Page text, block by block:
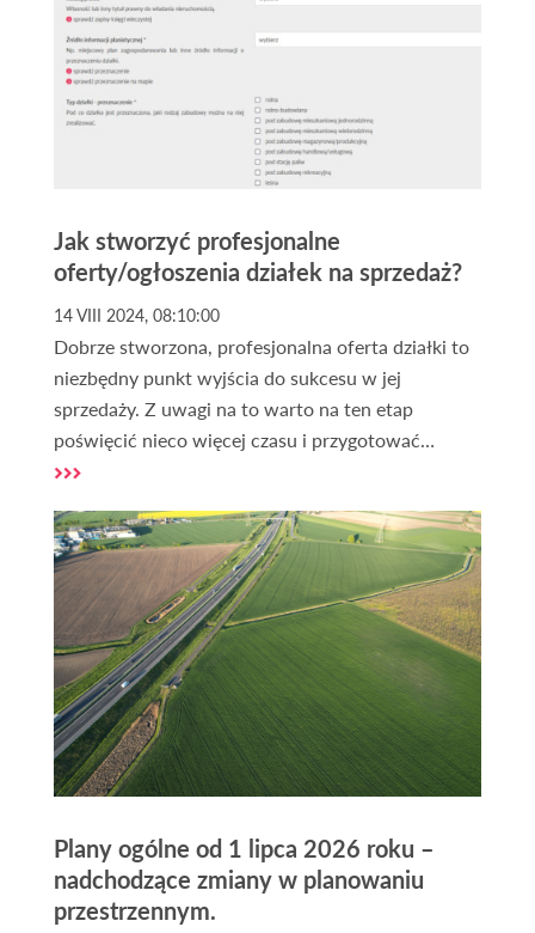
Jak stworzyć profesjonalne
oferty/ogłoszenia działek na sprzedaż?
14 VIII 2024, 08:10:00
Dobrze stworzona, profesjonalna oferta działki to
niezbędny punkt wyjścia do sukcesu w jej
sprzedaży. Z uwagi na to warto na ten etap
poświęcić nieco więcej czasu i przygotować
ogłoszenie w sposób poprawny. Co zatem powinna
gruntu? Jak dodać
darmowe ogłoszenia działek?
Plany ogólne od 1 lipca 2026 roku –
nadchodzące zmiany w planowaniu
przestrzennym.